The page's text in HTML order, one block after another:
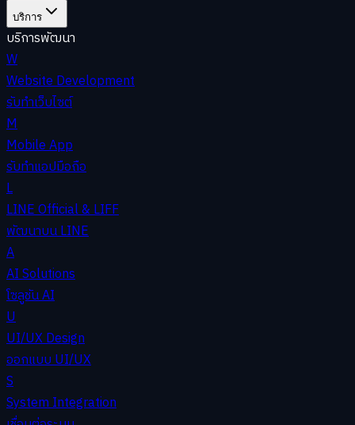
บริการ
บริการพัฒนา
W
Website Development
รับทำเว็บไซต์
M
Mobile App
รับทำแอปมือถือ
L
LINE Official & LIFF
พัฒนาบน LINE
A
AI Solutions
โซลูชัน AI
U
UI/UX Design
ออกแบบ UI/UX
S
System Integration